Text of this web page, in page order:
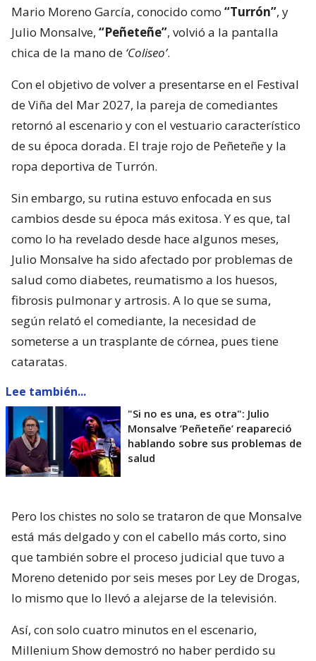
Mario Moreno García, conocido como “Turrón”, y
Julio Monsalve, “Peñeteñe”, volvió a la pantalla
chica de la mano de ‘Coliseo’.
Con el objetivo de volver a presentarse en el Festival
de Viña del Mar 2027, la pareja de comediantes
retornó al escenario y con el vestuario característico
de su época dorada. El traje rojo de Peñeteñe y la
ropa deportiva de Turrón.
Sin embargo, su rutina estuvo enfocada en sus
cambios desde su época más exitosa. Y es que, tal
como lo ha revelado desde hace algunos meses,
Julio Monsalve ha sido afectado por problemas de
salud como diabetes, reumatismo a los huesos,
fibrosis pulmonar y artrosis. A lo que se suma,
según relató el comediante, la necesidad de
someterse a un trasplante de córnea, pues tiene
cataratas.
Lee también...
"Si no es una, es otra": Julio
Monsalve ’Peñeteñe’ reapareció
hablando sobre sus problemas de
salud
Pero los chistes no solo se trataron de que Monsalve
está más delgado y con el cabello más corto, sino
que también sobre el proceso judicial que tuvo a
Moreno detenido por seis meses por Ley de Drogas,
lo mismo que lo llevó a alejarse de la televisión.
Así, con solo cuatro minutos en el escenario,
Millenium Show demostró no haber perdido su